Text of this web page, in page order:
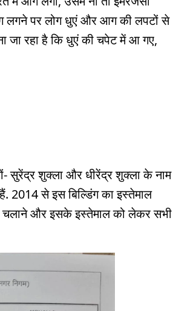
लगने पर लोग धुएं और आग की लपटों से
जा रहा है कि धुएं की चपेट में आ गए,
सुरेंद्र शुक्ला और धीरेंद्र शुक्ला के नाम
2014 से इस बिल्डिंग का इस्तेमाल
चलाने और इसके इस्तेमाल को लेकर सभी